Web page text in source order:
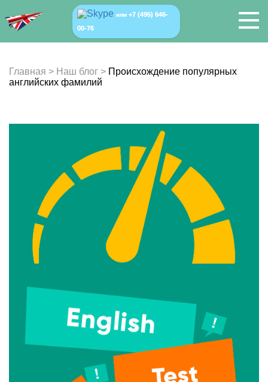
или +7 (495) 646-
00-76
Главная > Наш блог > Происхождение популярных
английских фамилий